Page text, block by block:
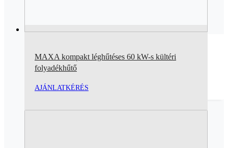
MAXA kompakt léghűtéses 60 kW-s kültéri
folyadékhűtő
AJÁNLATKÉRÉS